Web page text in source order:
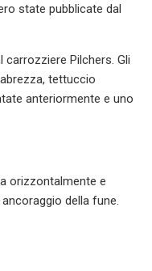
state pubblicate dal
Pilchers. Gli
tettuccio
anteriormente e uno
orizzontalmente e
della fune.